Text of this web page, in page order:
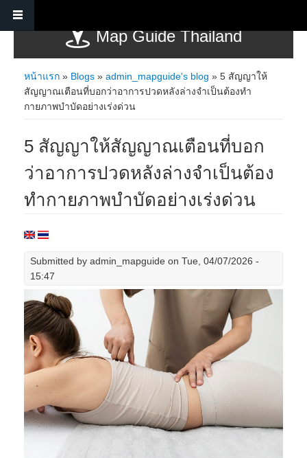
Skip to main content
Map Guide Thailand
You are here
หน้าแรก » Blogs » admin_mapguide's blog » 5 สัญญาให้
สัญญาณเตือนที่บอกว่าอาการปวดหลังล่างจำเป็นต้องทำ
กายภาพบำบัดอย่างเร่งด่วน
5 สัญญาให้สัญญาณเตือนที่บอก
ว่าอาการปวดหลังล่างจำเป็นต้อง
ทำกายภาพบำบัดอย่างเร่งด่วน
Submitted by admin_mapguide on Tue, 04/07/2026 -
15:47